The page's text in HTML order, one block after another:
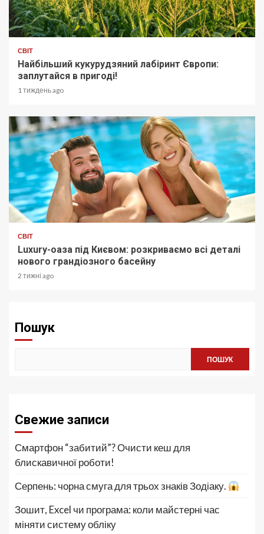
СВІТ
Найбільший кукурудзяний лабіринт Європи:
заплутайся в пригоді!
1 тиждень ago
СВІТ
Luxury-оаза під Києвом: розкриваємо всі деталі
нового грандіозного басейну
2 тижні ago
Пошук
ПОШУК
Свежие записи
Смартфон “забитий”? Очисти кеш для
блискавичної роботи!
Серпень: чорна смуга для трьох знаків Зодіаку.
Зошит, Excel чи програма: коли майстерні час
міняти систему обліку